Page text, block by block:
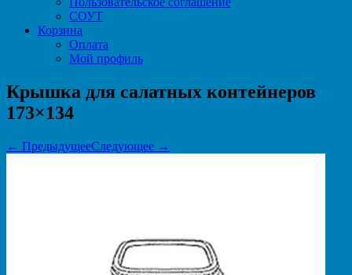
СОУТ
Корзина
Оплата
Мой профиль
Крышка для салатных контейнеров
173×134
← ПредыдущееСледующее →